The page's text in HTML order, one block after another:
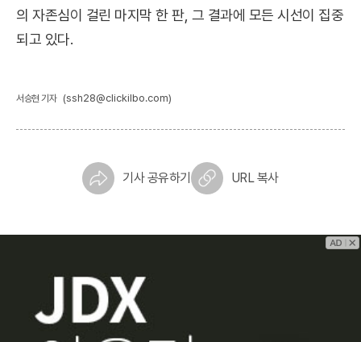
의 자존심이 걸린 마지막 한 판, 그 결과에 모든 시선이 집중
되고 있다.
서승현 기자 (ssh28@clickilbo.com)
기사 공유하기 URL 복사